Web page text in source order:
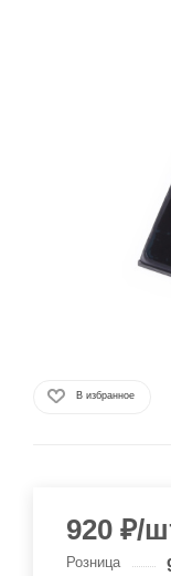
В избранное
920 ₽/
Розница